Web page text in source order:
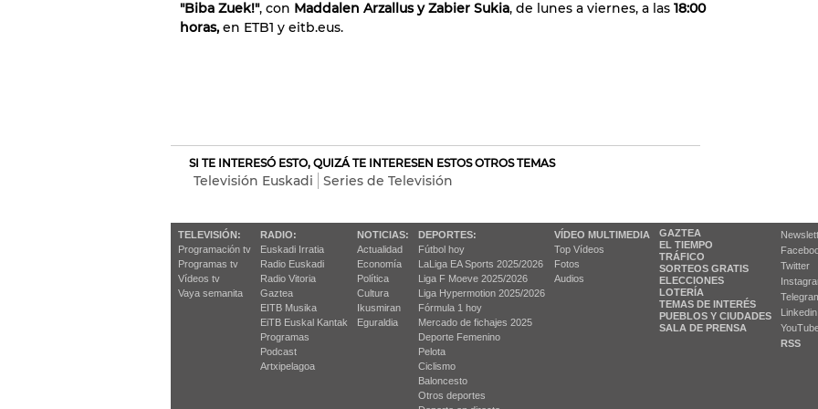
"Biba Zuek!", con Maddalen Arzallus y Zabier Sukia, de lunes a viernes, a las 18:00
horas, en ETB1 y eitb.eus.
SI TE INTERESÓ ESTO, QUIZÁ TE INTERESEN ESTOS OTROS TEMAS
Televisión Euskadi Series de Televisión
TELEVISIÓN:
Programación tv
Programas tv
Vídeos tv
Vaya semanita
RADIO:
Euskadi Irratia
Radio Euskadi
Radio Vitoria
Gaztea
EITB Musika
EiTB Euskal Kantak
Programas
Podcast
Artxipelagoa
NOTICIAS:
Actualidad
Economía
Política
Cultura
Ikusmiran
Eguraldia
DEPORTES:
Fútbol hoy
LaLiga EA Sports 2025/2026
Liga F Moeve 2025/2026
Liga Hypermotion 2025/2026
Fórmula 1 hoy
Mercado de fichajes 2025
Deporte Femenino
Pelota
Ciclismo
Baloncesto
Otros deportes
VÍDEO MULTIMEDIA
Top Vídeos
Fotos
Audios
GAZTEA
EL TIEMPO
TRÁFICO
SORTEOS GRATIS
ELECCIONES
LOTERÍA
TEMAS DE INTERÉS
PUEBLOS Y CIUDADES
SALA DE PRENSA
Twitter
Linkedin
RSS